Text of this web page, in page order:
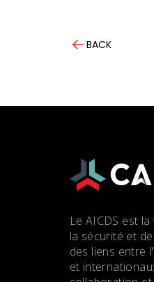
BACK
Le AICDS est
la sécurité et
des liens entre
et